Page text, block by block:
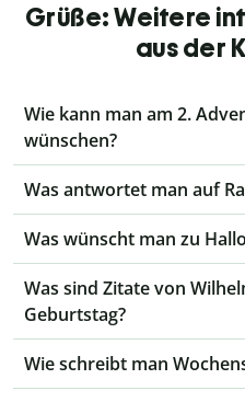
Grüße: Weitere
aus der
Wie kann man am 2.
wünschen?
Was antwortet man auf
Was wünscht man zu
Was sind Zitate von
Geburtstag?
Wie schreibt man